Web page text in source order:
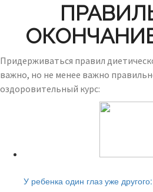
Придерживаться правил
важно, но не менее важно
оздоровительный курс:
У ребенка один глаз уже